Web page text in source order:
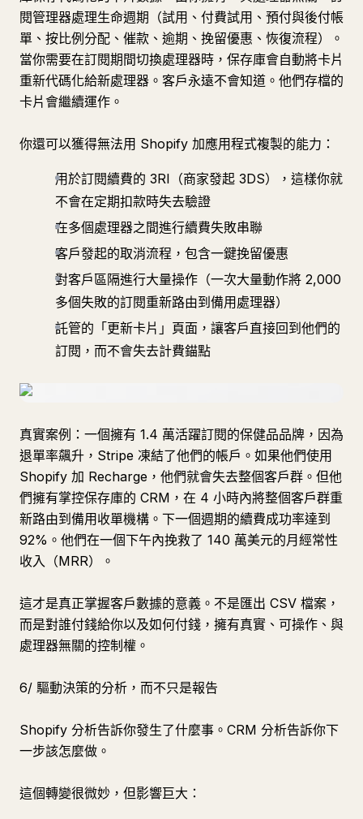
閱管理器處理生命週期（試用、付費試用、預付與後付帳
單、按比例分配、催款、逾期、挽留優惠、恢復流程）。
當你需要在訂閱期間切換處理器時，保存庫會自動將卡片
重新代碼化給新處理器。客戶永遠不會知道。他們存檔的
卡片會繼續運作。
你還可以獲得無法用 Shopify 加應用程式複製的能力：
用於訂閱續費的 3RI（商家發起 3DS），這樣你就
不會在定期扣款時失去驗證
在多個處理器之間進行續費失敗串聯
客戶發起的取消流程，包含一鍵挽留優惠
對客戶區隔進行大量操作（一次大量動作將 2,000
多個失敗的訂閱重新路由到備用處理器）
託管的「更新卡片」頁面，讓客戶直接回到他們的
訂閱，而不會失去計費錨點
真實案例：一個擁有 1.4 萬活躍訂閱的保健品品牌，因為
退單率飆升，Stripe 凍結了他們的帳戶。如果他們使用
Shopify 加 Recharge，他們就會失去整個客戶群。但他
們擁有掌控保存庫的 CRM，在 4 小時內將整個客戶群重
新路由到備用收單機構。下一個週期的續費成功率達到
92%。他們在一個下午內挽救了 140 萬美元的月經常性
收入（MRR）。
這才是真正掌握客戶數據的意義。不是匯出 CSV 檔案，
而是對誰付錢給你以及如何付錢，擁有真實、可操作、與
處理器無關的控制權。
6/ 驅動決策的分析，而不只是報告
Shopify 分析告訴你發生了什麼事。CRM 分析告訴你下
一步該怎麼做。
這個轉變很微妙，但影響巨大：